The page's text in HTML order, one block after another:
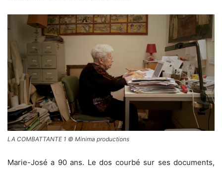
LA COMBATTANTE 1 © Minima productions
Marie-José a 90 ans. Le dos courbé sur ses documents,